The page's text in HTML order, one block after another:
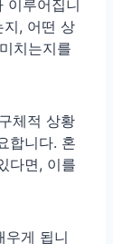
이루어집니
지, 어떤 상
치는지를
체적 상황
합니다. 혼
다면, 이를
우게 됩니